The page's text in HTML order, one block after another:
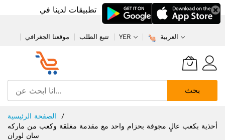
تطبيقات لدينا في
موقعنا الجغرافي تتبع الطلب YER العربية
بحث
إلى
المحتوى
الصفحة الرئيسية
أحذية بكعب عالٍ مجوفة بحزام واحد مع مقدمة مغلقة وكعب من ماركه
سان لوران